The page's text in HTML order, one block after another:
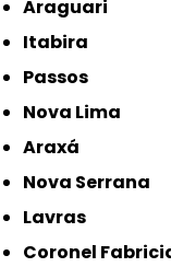
Araguari
Itabira
Passos
Nova Lima
Araxá
Nova Serrana
Lavras
Coronel